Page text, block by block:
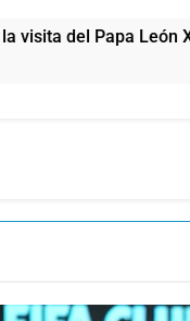
a la Argentina